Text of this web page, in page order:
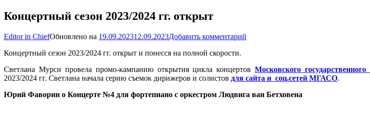
Концертный сезон 2023/2024 гг. открыт
Editor in ChiefОбновлено на 19.09.202312.09.2023Добавить комментарий
2023/2024
гг.
Концертный сезон 2023/2024 гг. открыт и понесся на полной скорости.
Светлана Мурси провела промо-кампанию открытия цикла концертовМосковского
2023/2024 гг. Светлана начала серию съемок дирижеров и солистов для сайта и соц.сетей МГАСО.
Юрий Фаворин о Концерте №4 для фортепиано с оркестром Людвига ван Бетховена